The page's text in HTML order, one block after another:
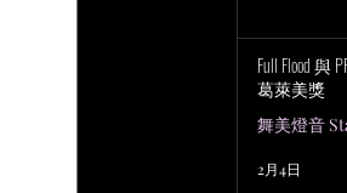
Full Flood 與
葛萊美獎
舞美燈音
2月4日